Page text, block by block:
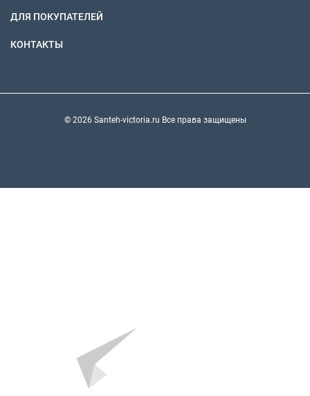
ДЛЯ ПОКУПАТЕЛЕЙ
КОНТАКТЫ
© 2026 Santeh-victoria.ru Все права защищены